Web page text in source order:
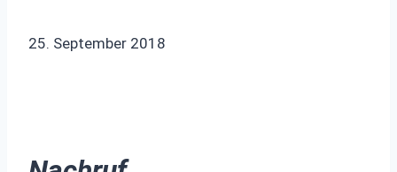
25. September 2018